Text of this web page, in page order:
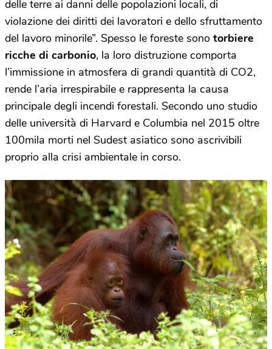
delle terre ai danni delle popolazioni locali, di
violazione dei diritti dei lavoratori e dello sfruttamento
del lavoro minorile”. Spesso le foreste sono torbiere
ricche di carbonio, la loro distruzione comporta
l’immissione in atmosfera di grandi quantità di CO2,
rende l’aria irrespirabile e rappresenta la causa
principale degli incendi forestali. Secondo uno studio
delle università di Harvard e Columbia nel 2015 oltre
100mila morti nel Sudest asiatico sono ascrivibili
proprio alla crisi ambientale in corso.